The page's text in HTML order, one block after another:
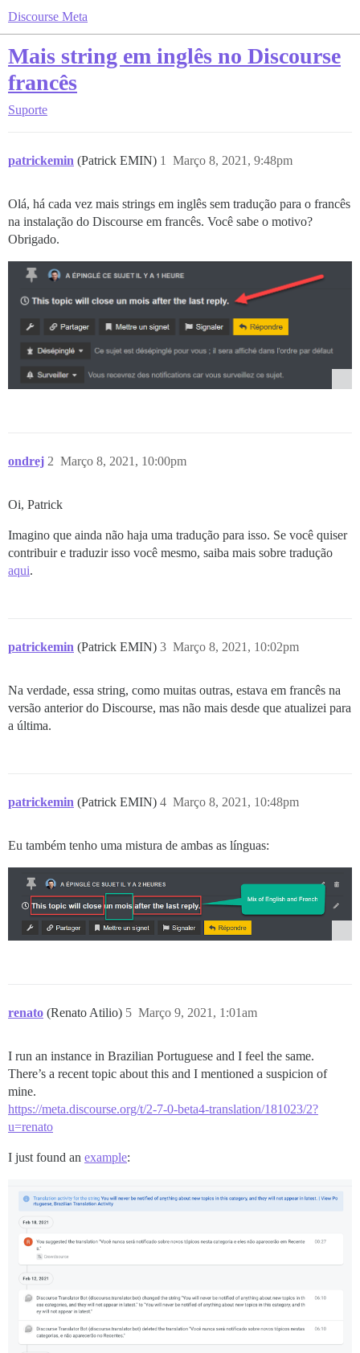
Discourse Meta
Mais string em inglês no Discourse
francês
Suporte
patrickemin (Patrick EMIN) Março 8, 2021, 9:48pm
1
Olá, há cada vez mais strings em inglês sem tradução para o francês
na instalação do Discourse em francês. Você sabe o motivo?
Obrigado.
ondrej Março 8, 2021, 10:00pm
2
Oi, Patrick
Imagino que ainda não haja uma tradução para isso. Se você quiser
contribuir e traduzir isso você mesmo, saiba mais sobre tradução
aqui.
patrickemin (Patrick EMIN) Março 8, 2021, 10:02pm
3
Na verdade, essa string, como muitas outras, estava em francês na
versão anterior do Discourse, mas não mais desde que atualizei para
a última.
patrickemin (Patrick EMIN) Março 8, 2021, 10:48pm
4
Eu também tenho uma mistura de ambas as línguas:
renato (Renato Atilio) Março 9, 2021, 1:01am
5
I run an instance in Brazilian Portuguese and I feel the same.
There’s a recent topic about this and I mentioned a suspicion of
mine.
https://meta.discourse.org/t/2-7-0-beta4-translation/181023/2?
u=renato
I just found an example: